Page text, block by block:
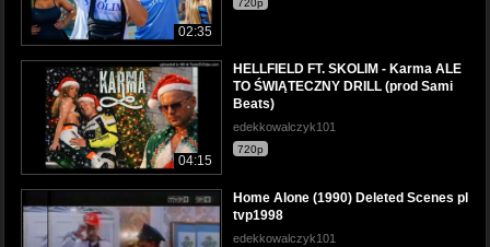
02:35
720p
04:15
HELLFIELD FT. SKOLIM - Karma ALE
TO ŚWIĄTECZNY DRILL (prod Sami
Beats)
edekkowalczyk101
720p
Home Alone (1990) Deleted Scenes pl
tvp1998
edekkowalczyk101